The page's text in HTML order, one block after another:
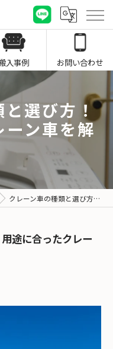
入事例 お問い合わせ
と選び方！
ーン車を解
クレーン車の種類と選び方！用途に合ったクレーン車を解説！
途に合ったクレー